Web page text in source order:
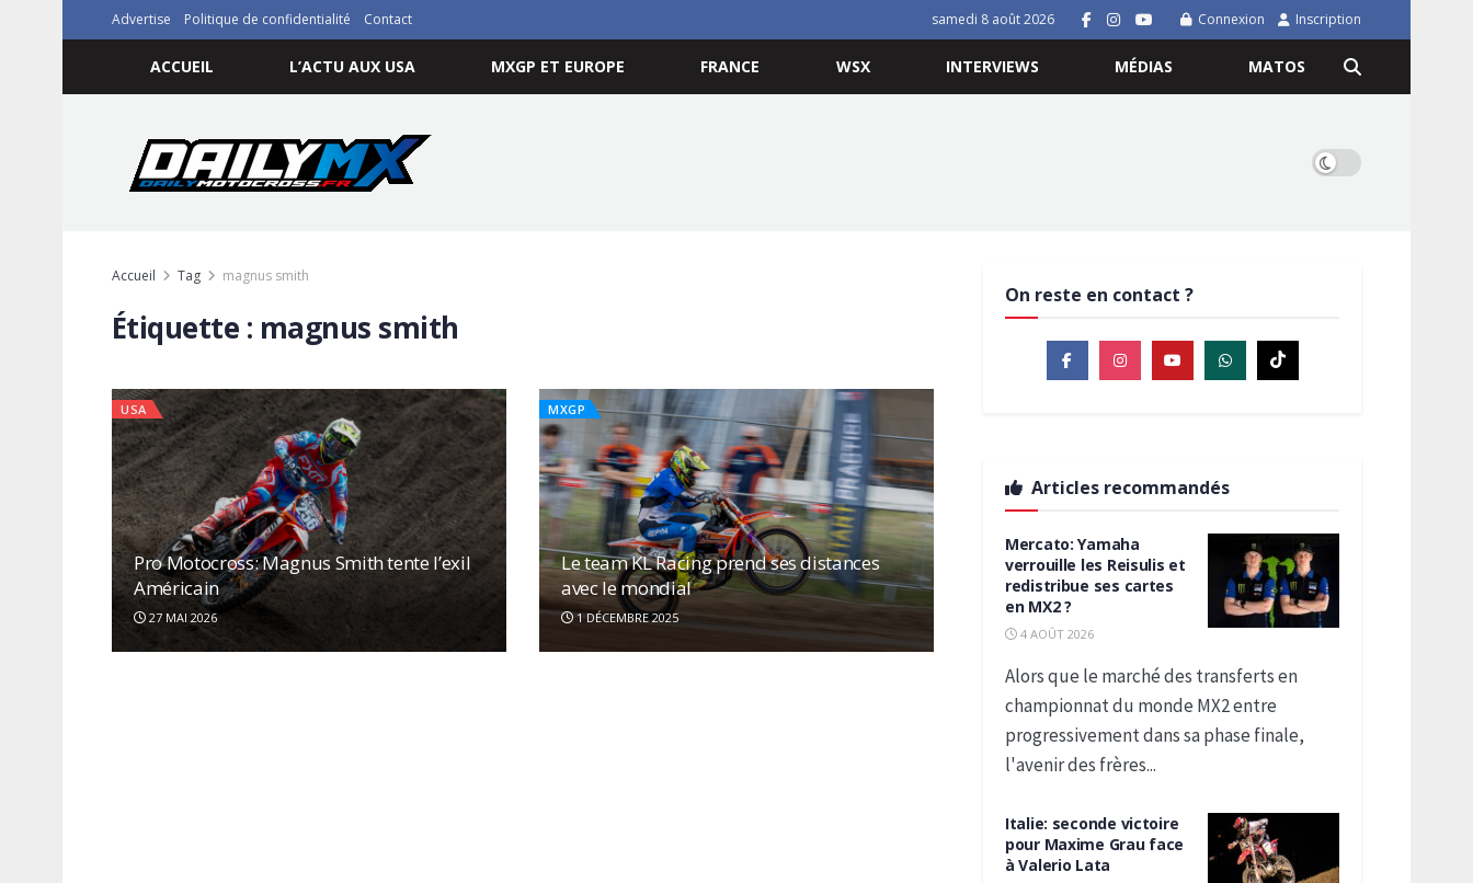
Advertise Politique de confidentialité Contact samedi 8 août 2026 Connexion Inscription
ACCUEIL L’ACTU AUX USA MXGP ET EUROPE FRANCE WSX INTERVIEWS MÉDIAS MATOS
Accueil Tag magnus smith
Étiquette : magnus smith
USA
Pro Motocross: Magnus Smith tente l’exil
Américain
27 MAI 2026
MXGP
Le team KL Racing prend ses distances
avec le mondial
1 DÉCEMBRE 2025
On reste en contact ?
Articles recommandés
Mercato: Yamaha
verrouille les Reisulis et
redistribue ses cartes
en MX2 ?
4 AOÛT 2026
Alors que le marché des transferts en
championnat du monde MX2 entre
progressivement dans sa phase finale,
l'avenir des frères...
Italie: seconde victoire
pour Maxime Grau face
à Valerio Lata